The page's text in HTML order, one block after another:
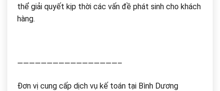
thể giải quyết kịp thời các vấn đề phát sinh cho khách
hàng.
—————————————————–
Đơn vị cung cấp dịch vụ kế toán tại Bình Dương